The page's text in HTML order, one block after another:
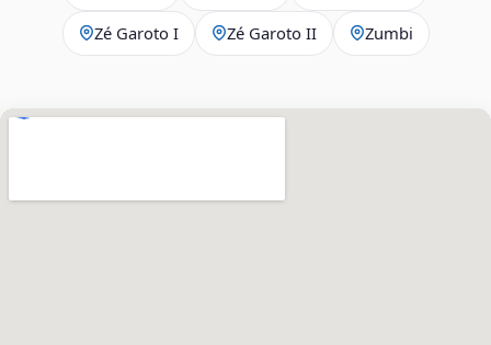
Zé Garoto I Zé Garoto II Zumbi